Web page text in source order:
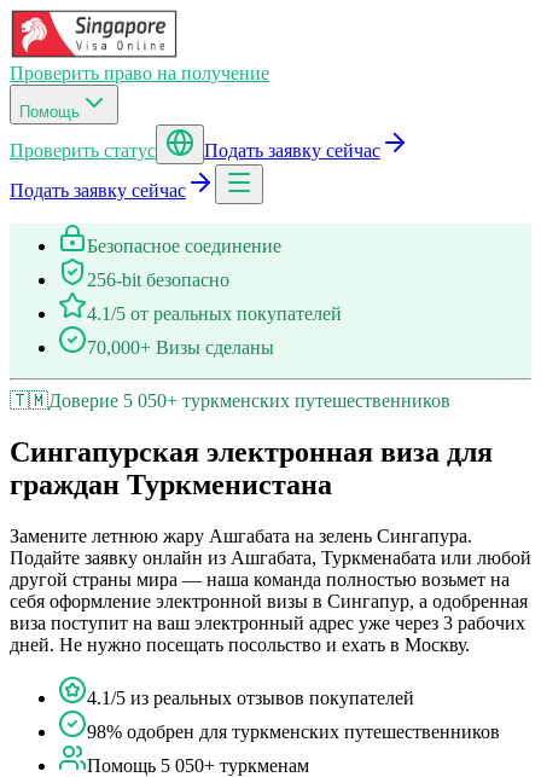
Проверить право на получение
Помощь
Проверить статус
Подать заявку сейчас
Подать заявку сейчас
Безопасное соединение
256-bit безопасно
4.1/5 от реальных покупателей
70,000+ Визы сделаны
🇹🇲Доверие 5 050+ туркменских путешественников
Сингапурская электронная виза для
граждан Туркменистана
Замените летнюю жару Ашгабата на зелень Сингапура.
Подайте заявку онлайн из Ашгабата, Туркменабата или любой
другой страны мира — наша команда полностью возьмет на
себя оформление электронной визы в Сингапур, а одобренная
виза поступит на ваш электронный адрес уже через 3 рабочих
дней. Не нужно посещать посольство и ехать в Москву.
4.1/5 из реальных отзывов покупателей
98% одобрен для туркменских путешественников
Помощь 5 050+ туркменам